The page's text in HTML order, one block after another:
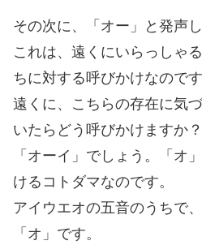
その次に、「オー」と発声し
これは、遠くにいらっしゃ
ちに対する呼びかけなので
遠くに、こちらの存在に気
いたらどう呼びかけますか？
「オーイ」でしょう。「オ
けるコトダマなのです。
アイウエオの五音のうちで
「オ」です。